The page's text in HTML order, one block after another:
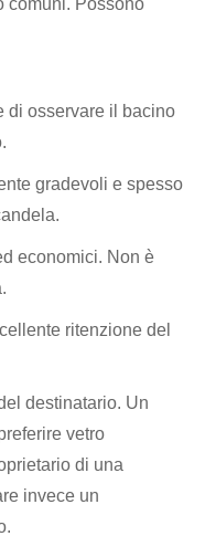
di osservare il bacino
gradevoli e spesso
economici. Non è
ritenzione del
destinatario. Un
vetro
di una
invece un